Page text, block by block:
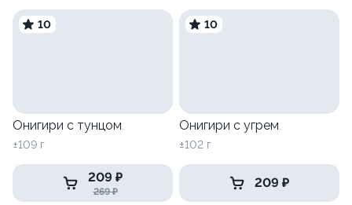
10
Онигири с тунцом
±109 г
209 ₽
269 ₽
10
Онигири с угрем
±102 г
209 ₽